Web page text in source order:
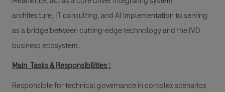
architecture, IT consulting, and AI implementation to serving
as a bridge between cutting-edge technology and the IVD
business ecosystem.
Main Tasks & Responsibilities:
Responsible for technical governance in complex scenarios